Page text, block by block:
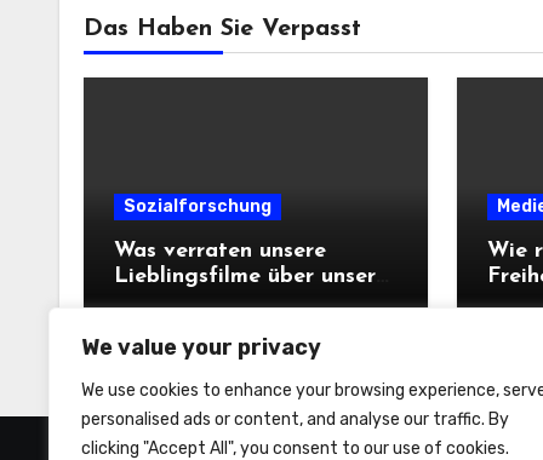
We value your privacy
We use cookies to enhance your browsing experience,
personalised ads or content, and analyse our traffic. By
clicking "Accept All", you consent to our use of cookies.
Das Haben Sie Verpasst
Sozialforschung
Was verraten unsere
Lieblingsfilme über unsere
Persönlichkeit?
Wie